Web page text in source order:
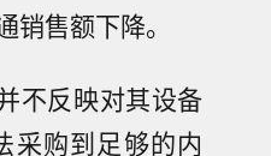
售额下降。
不反映对其设备
采购到足够的内